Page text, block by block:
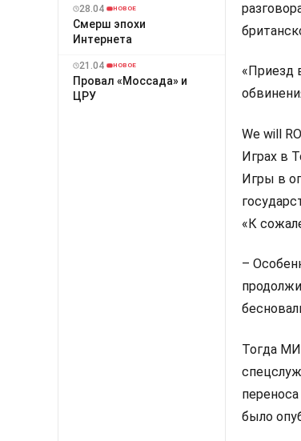
28.04 НОВОЕ
Смерш эпохи
Интернета
21.04 НОВОЕ
Провал «Моссада» и
ЦРУ
«Приезд
We will
Играх в
Игры в
«К
–
Тогда
было